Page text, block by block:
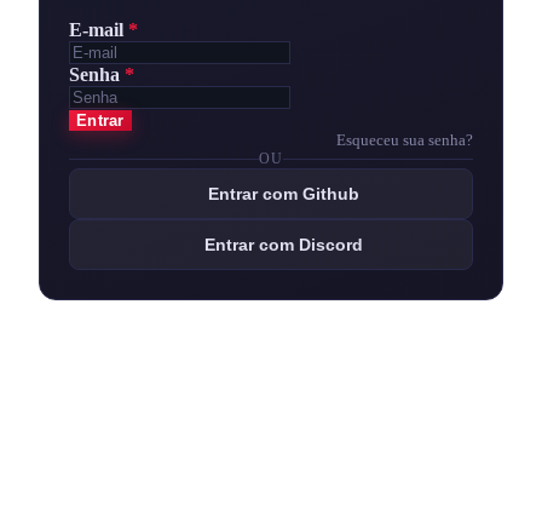
E-mail *
Senha *
Entrar
Esqueceu sua senha?
OU
Entrar com Github
Entrar com Discord